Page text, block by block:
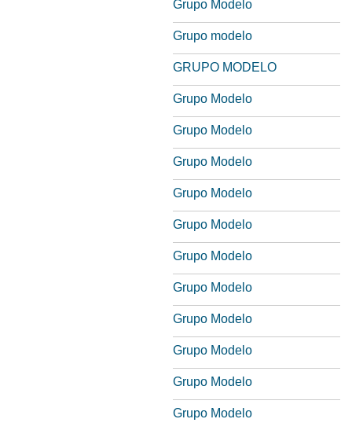
Grupo Modelo
Grupo modelo
GRUPO MODELO
Grupo Modelo
Grupo Modelo
Grupo Modelo
Grupo Modelo
Grupo Modelo
Grupo Modelo
Grupo Modelo
Grupo Modelo
Grupo Modelo
Grupo Modelo
Grupo Modelo